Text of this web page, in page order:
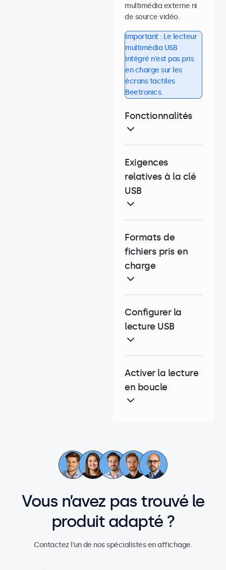
multimédia externe ni
de source vidéo.
Important : Le lecteur
multimédia USB
intégré n'est pas pris
en charge sur les
écrans tactiles
Beetronics.
Fonctionnalités
Exigences
relatives à la clé
USB
Formats de
fichiers pris en
charge
Configurer la
lecture USB
Activer la lecture
en boucle
Vous n’avez pas trouvé le
produit adapté ?
Contactez l’un de nos spécialistes en affichage.